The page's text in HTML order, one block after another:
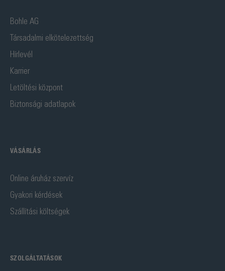
Bohle AG
Társadalmi elkötelezettség
Hírlevél
Karrier
Letöltési központ
Biztonsági adatlapok
VÁSÁRLÁS
Online áruház szervíz
Gyakori kérdések
Szállítási költségek
SZOLGÁLTATÁSOK